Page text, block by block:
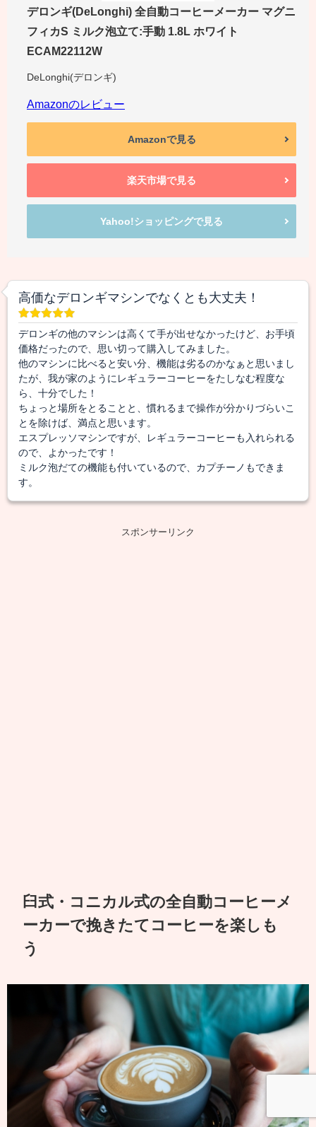
デロンギ(DeLonghi) 全自動コーヒーメーカー マグニ
フィカS ミルク泡立て:手動 1.8L ホワイト
ECAM22112W
DeLonghi(デロンギ)
Amazonのレビュー
Amazonで見る
楽天市場で見る
Yahoo!ショッピングで見る
高価なデロンギマシンでなくとも大丈夫！
デロンギの他のマシンは高くて手が出せなかったけど、お手頃
価格だったので、思い切って購入してみました。
他のマシンに比べると安い分、機能は劣るのかなぁと思いまし
たが、我が家のようにレギュラーコーヒーをたしなむ程度な
ら、十分でした！
ちょっと場所をとることと、慣れるまで操作が分かりづらいこ
とを除けば、満点と思います。
エスプレッソマシンですが、レギュラーコーヒーも入れられる
ので、よかったです！
ミルク泡だての機能も付いているので、カプチーノもできま
す。
スポンサーリンク
臼式・コニカル式の全自動コーヒーメ
ーカーで挽きたてコーヒーを楽しも
う